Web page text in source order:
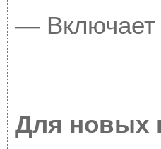
— Включает
Для новых